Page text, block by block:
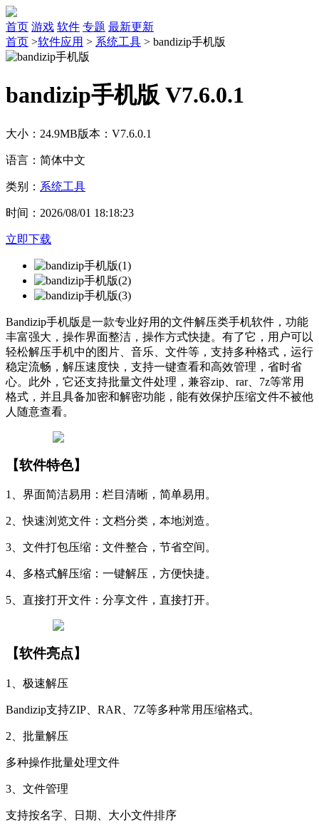
首页 游戏 软件 专题 最新更新
首页 >软件应用 > 系统工具 > bandizip手机版
bandizip手机版 V7.6.0.1
大小：24.9MB版本：V7.6.0.1
语言：简体中文
类别： 系统工具
时间：2026/08/01 18:18:23
立即下载
Bandizip手机版是一款专业好用的文件解压类手机软件，功能
丰富强大，操作界面整洁，操作方式快捷。有了它，用户可以
轻松解压手机中的图片、音乐、文件等，支持多种格式，运行
稳定流畅，解压速度快，支持一键查看和高效管理，省时省
心。此外，它还支持批量文件处理，兼容zip、rar、7z等常用
格式，并且具备加密和解密功能，能有效保护压缩文件不被他
人随意查看。
【软件特色】
1、界面简洁易用：栏目清晰，简单易用。
2、快速浏览文件：文档分类，本地浏造。
3、文件打包压缩：文件整合，节省空间。
4、多格式解压缩：一键解压，方便快捷。
5、直接打开文件：分享文件，直接打开。
【软件亮点】
1、极速解压
Bandizip支持ZIP、RAR、7Z等多种常用压缩格式。
2、批量解压
多种操作批量处理文件
3、文件管理
支持按名字、日期、大小文件排序